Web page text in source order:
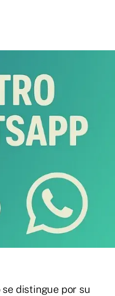
distingue por su